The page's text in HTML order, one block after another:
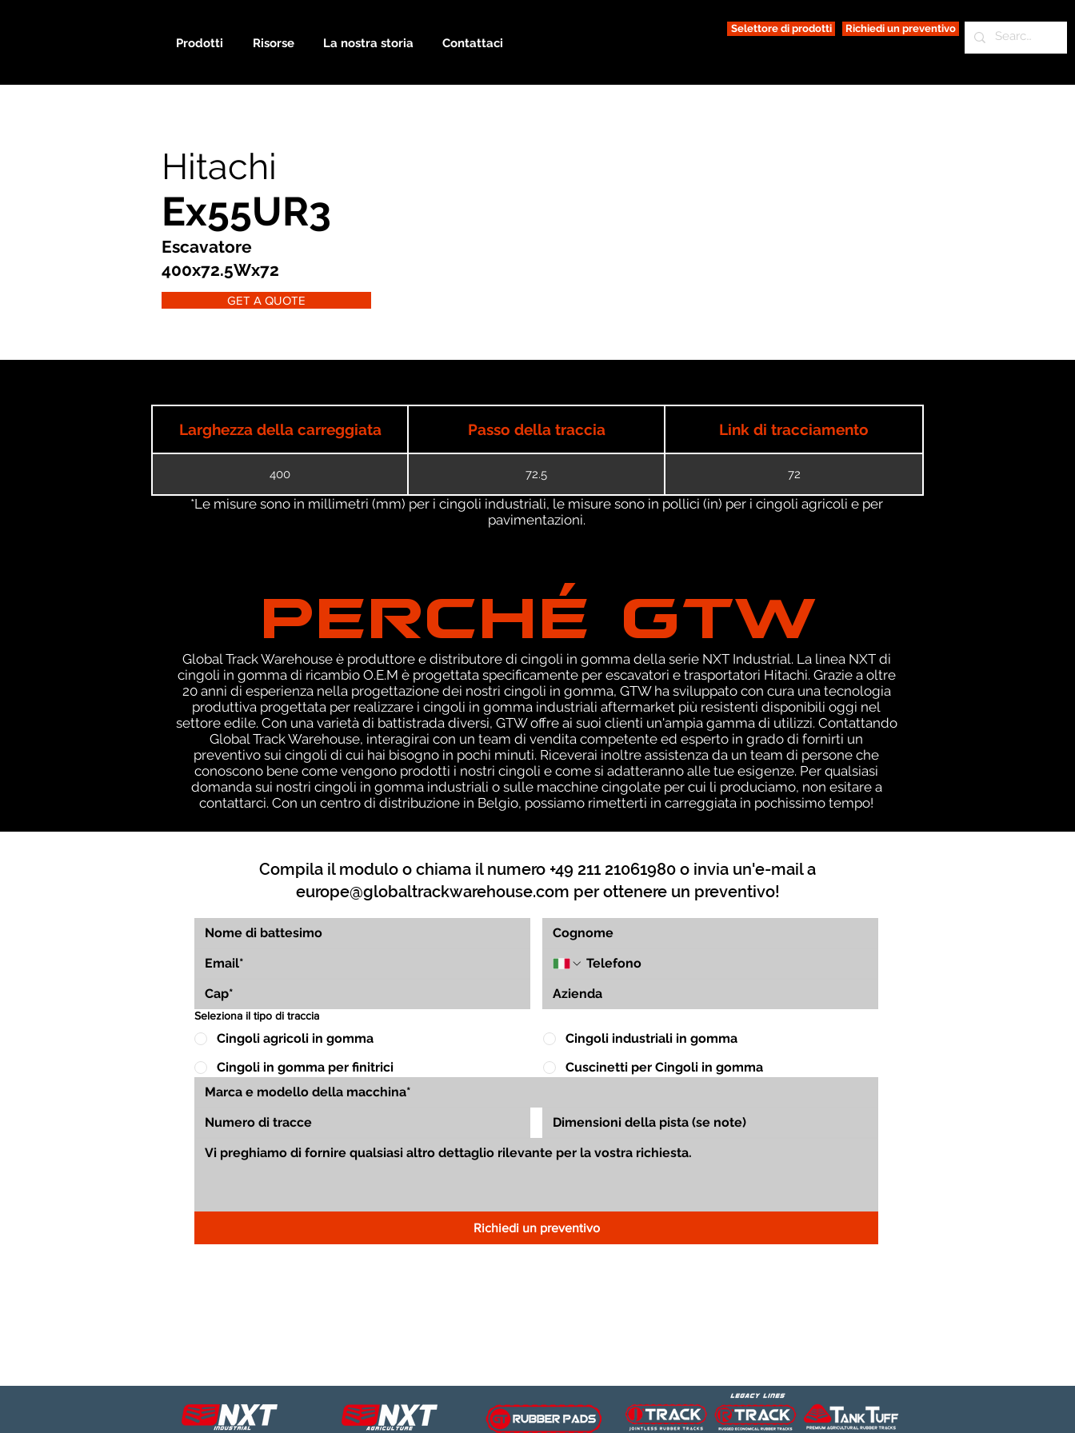
Prodotti Risorse La nostra storia Contattaci
Selettore di prodotti Richiedi un preventivo
Hitachi
Ex55UR3
Escavatore
400x72.5Wx72
GET A QUOTE
Larghezza della carreggiata Passo della traccia Link di tracciamento
400 72.5 72
*Le misure sono in millimetri (mm) per i cingoli industriali, le misure sono in pollici (in) per i cingoli agricoli e per
pavimentazioni.
PERCHÉ GTW
Global Track Warehouse è produttore e distributore di cingoli in gomma della serie NXT Industrial. La linea NXT di
cingoli in gomma di ricambio O.E.M è progettata specificamente per escavatori e trasportatori Hitachi. Grazie a oltre
20 anni di esperienza nella progettazione dei nostri cingoli in gomma, GTW ha sviluppato con cura una tecnologia
produttiva progettata per realizzare i cingoli in gomma industriali aftermarket più resistenti disponibili oggi nel
settore edile. Con una varietà di battistrada diversi, GTW offre ai suoi clienti un'ampia gamma di utilizzi. Contattando
Global Track Warehouse, interagirai con un team di vendita competente ed esperto in grado di fornirti un
preventivo sui cingoli di cui hai bisogno in pochi minuti. Riceverai inoltre assistenza da un team di persone che
conoscono bene come vengono prodotti i nostri cingoli e come si adatteranno alle tue esigenze. Per qualsiasi
domanda sui nostri cingoli in gomma industriali o sulle macchine cingolate per cui li produciamo, non esitare a
contattarci. Con un centro di distribuzione in Belgio, possiamo rimetterti in carreggiata in pochissimo tempo!
Compila il modulo o chiama il numero +49 211 21061980 o invia un'e-mail a
europe@globaltrackwarehouse.com per ottenere un preventivo!
Seleziona il tipo di traccia
Cingoli agricoli in gomma
Cingoli industriali in gomma
Cingoli in gomma per finitrici
Cuscinetti per Cingoli in gomma
Richiedi un preventivo